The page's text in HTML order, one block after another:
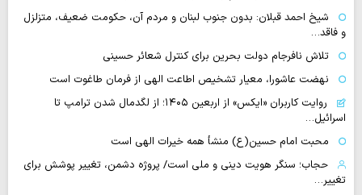
شیخ احمد قبلان: بدون جنوب لبنان و مردم آن، حکومت ضعیف، متزلزل
و فاقد…
تلاش نافرجام دولت بحرین برای کنترل شعائر حسینی
نهضت عاشورا، معیار تشخیص اطاعت الهی از فرمان طاغوت است
روایت‌ کاربران «ایکس» از اربعین ۱۴۰۵؛ از لگدمال شدن ترامپ تا
اسرائیل…
محبت امام حسین(ع) منشأ همه خیرات الهی است
حجاب؛ سنگر هویت دینی و ملی است/ پروژه دشمن، تغییر پوشش برای
تغییر…